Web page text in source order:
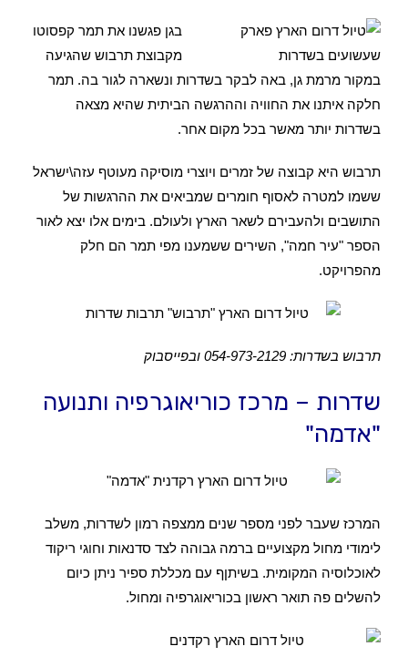
בגן פגשנו את תמר קפסוטו
מקבוצת תרבוש שהגיעה
במקור מרמת גן, באה לבקר בשדרות ונשארה לגור בה. תמר
חלקה איתנו את החוויה וההרגשה הביתית שהיא מצאה
בשדרות יותר מאשר בכל מקום אחר.
תרבוש היא קבוצה של זמרים ויוצרי מוסיקה מעוטף עזה\ישראל
ששמו למטרה לאסוף חומרים שמביאים את ההרגשות של
התושבים ולהעבירם לשאר הארץ ולעולם. בימים אלו יצא לאור
הספר "עיר חמה", השירים ששמענו מפי תמר הם חלק
מהפרויקט.
תרבוש בשדרות: 054-973-2129 ובפייסבוק
שדרות – מרכז כוריאוגרפיה ותנועה
"אדמה"
המרכז שעבר לפני מספר שנים ממצפה רמון לשדרות, משלב
לימודי מחול מקצועיים ברמה גבוהה לצד סדנאות וחוגי ריקוד
לאוכלוסיה המקומית. בשיתןף עם מכללת ספיר ניתן כיום
להשלים פה תואר ראשון בכוריאוגרפיה ומחול.